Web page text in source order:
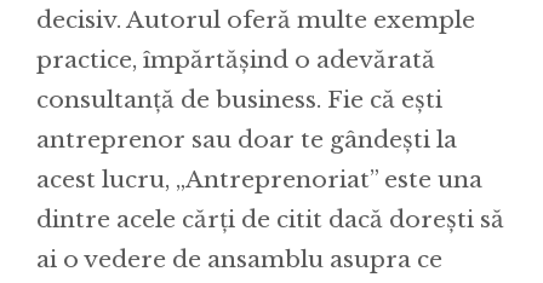
decisiv. Autorul oferă multe exemple
practice, împărtășind o adevărată
consultanță de business. Fie că ești
antreprenor sau doar te gândești la
acest lucru, „Antreprenoriat” este una
dintre acele cărți de citit dacă dorești să
ai o vedere de ansamblu asupra ce